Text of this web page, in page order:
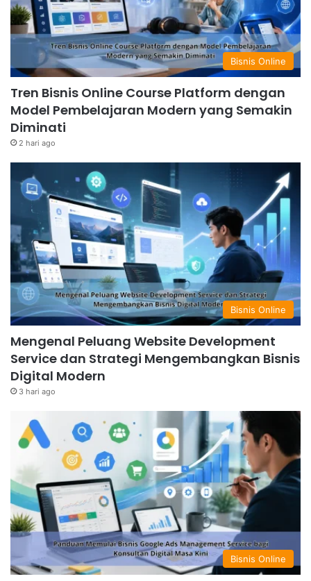
Bisnis Online
Tren Bisnis Online Course Platform dengan
Model Pembelajaran Modern yang Semakin
Diminati
2 hari ago
Bisnis Online
Mengenal Peluang Website Development
Service dan Strategi Mengembangkan Bisnis
Digital Modern
3 hari ago
Bisnis Online